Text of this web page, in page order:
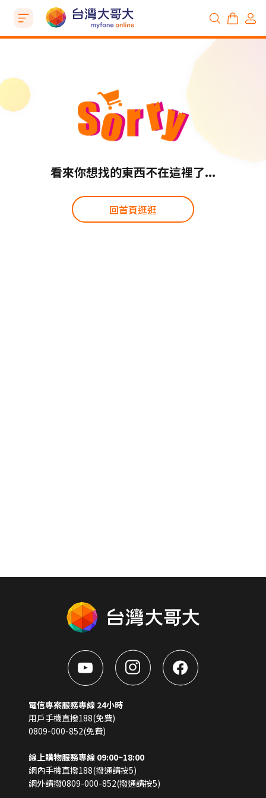
看來你想找的東西不在這裡了...
回首頁逛逛
電信專案服務專線 24小時
用戶手機直撥188(免費)
0809-000-852(免費)
線上購物服務專線 09:00~18:00
網內手機直撥188(撥通請按5)
網外請撥0809-000-852(撥通請按5)